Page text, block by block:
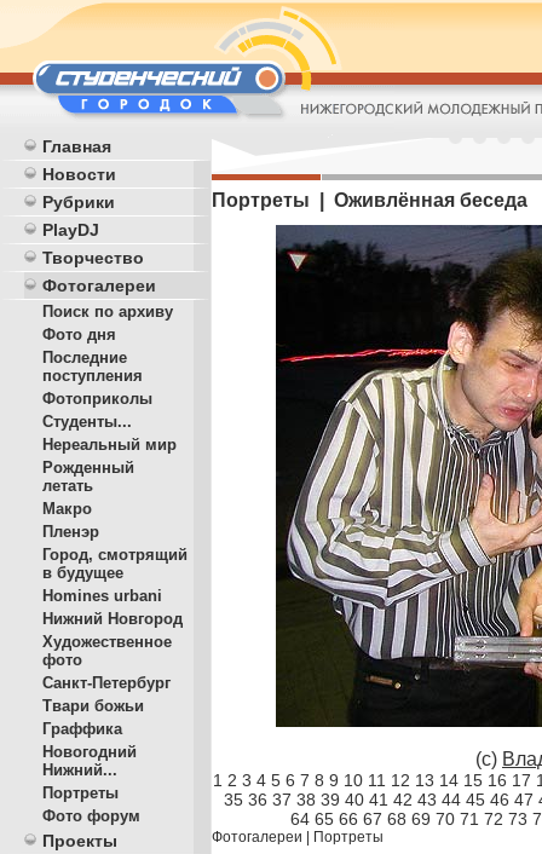
Главная
Новости
Рубрики
PlayDJ
Творчество
Фотогалереи
Поиск по архиву
Фото дня
Последние
поступления
Фотоприколы
Студенты...
Нереальный мир
Рожденный
летать
Макро
Пленэр
Город, смотрящий
в будущее
Homines urbani
Нижний Новгород
Художественное
фото
Санкт-Петербург
Твари божьи
Граффика
Новогодний
Нижний...
Портреты
Фото форум
Проекты
Портреты | Оживлённая беседа
(с)
1 2 3 4 5 6 7 8 9 10 11 12 13 14 15 16 17
35 36 37 38 39 40 41 42 43 44 45 46 47
64 65 66 67 68 69 70 71 72 73
Фотогалереи Портреты